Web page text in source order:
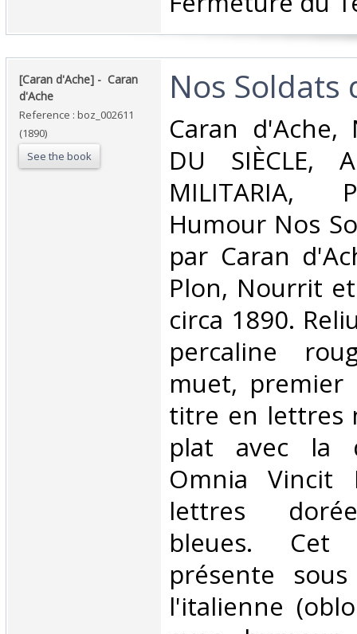
‎[Caran d'Ache] - ‎ ‎Caran
d'Ache‎
Reference : boz_002611
(1890)
See the book
‎Nos Soldats
‎Caran d'Ache,
DU SIÈCLE,
MILITARIA,
Humour Nos
par Caran
Plon, Nourrit
circa 1890.
percaline
muet,
titre en lettres
plat avec la
Omnia Vincit
lettres
bleues. Cet
présente
l'italienne